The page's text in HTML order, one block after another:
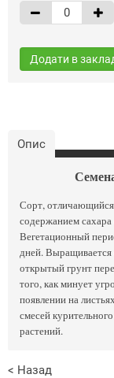
Додати в
Опис
Сорт,
содержанием
Вегетационный
дней. Выращивается
открытый грунт
того, как минует
появлении на
смесей
растений.
< Назад